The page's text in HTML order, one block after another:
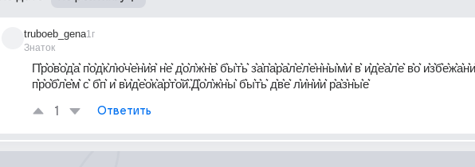
truboeb_gena
Знаток
1г
П͛р͛о͛в͛о͛д͛а͛ п͛о͛д͛к͛л͛ю͛ч͛е͛н͛и͛я͛ н͛е͛ д͛о͛л͛ж͛н͛в͛ б͛ы͛т͛ь͛ з͛а͛п͛а͛р͛а͛л͛е͛л͛е͛н͛н͛ы͛м͛и͛ в͛ и͛д͛е͛а͛л͛е͛ в͛о͛
п͛р͛о͛б͛л͛е͛м͛ с͛ б͛п͛ и͛ в͛и͛д͛е͛о͛к͛а͛р͛т͛о͛й͛.͛Д͛о͛л͛ж͛н͛ы͛ б͛ы͛т͛ь͛ д͛в͛е͛ л͛и͛н͛и͛и͛ р͛а͛з͛н͛ы͛е͛
1 Ответить